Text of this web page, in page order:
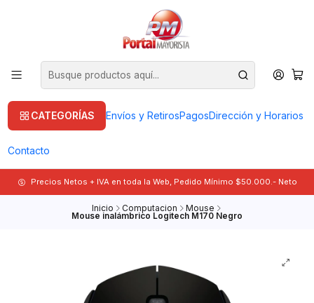
CATEGORÍAS Envíos y RetirosPagosDirección y Horarios
Contacto
Precios Netos + IVA en toda la Web, Pedido Mínimo $50.000.- Neto
Inicio Computacion Mouse
Mouse inalámbrico Logitech M170 Negro